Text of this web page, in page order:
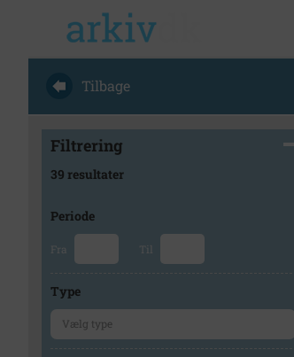
Tilbage
Filtrering
39 resultater
Periode
Fra Til
Type